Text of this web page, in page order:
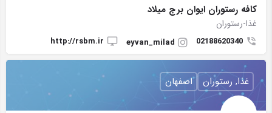
كافه رستوران ايوان برج ميلاد
غذا-رستوران
02188620340
eyvan_milad
http://rsbm.ir
غذا, رستوران اصفهان